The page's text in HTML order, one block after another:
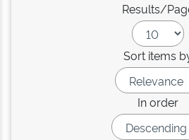
Results/
Sort items
In order